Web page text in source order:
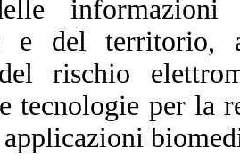
e del territorio,
rischio
tecnologie per la
applicazioni